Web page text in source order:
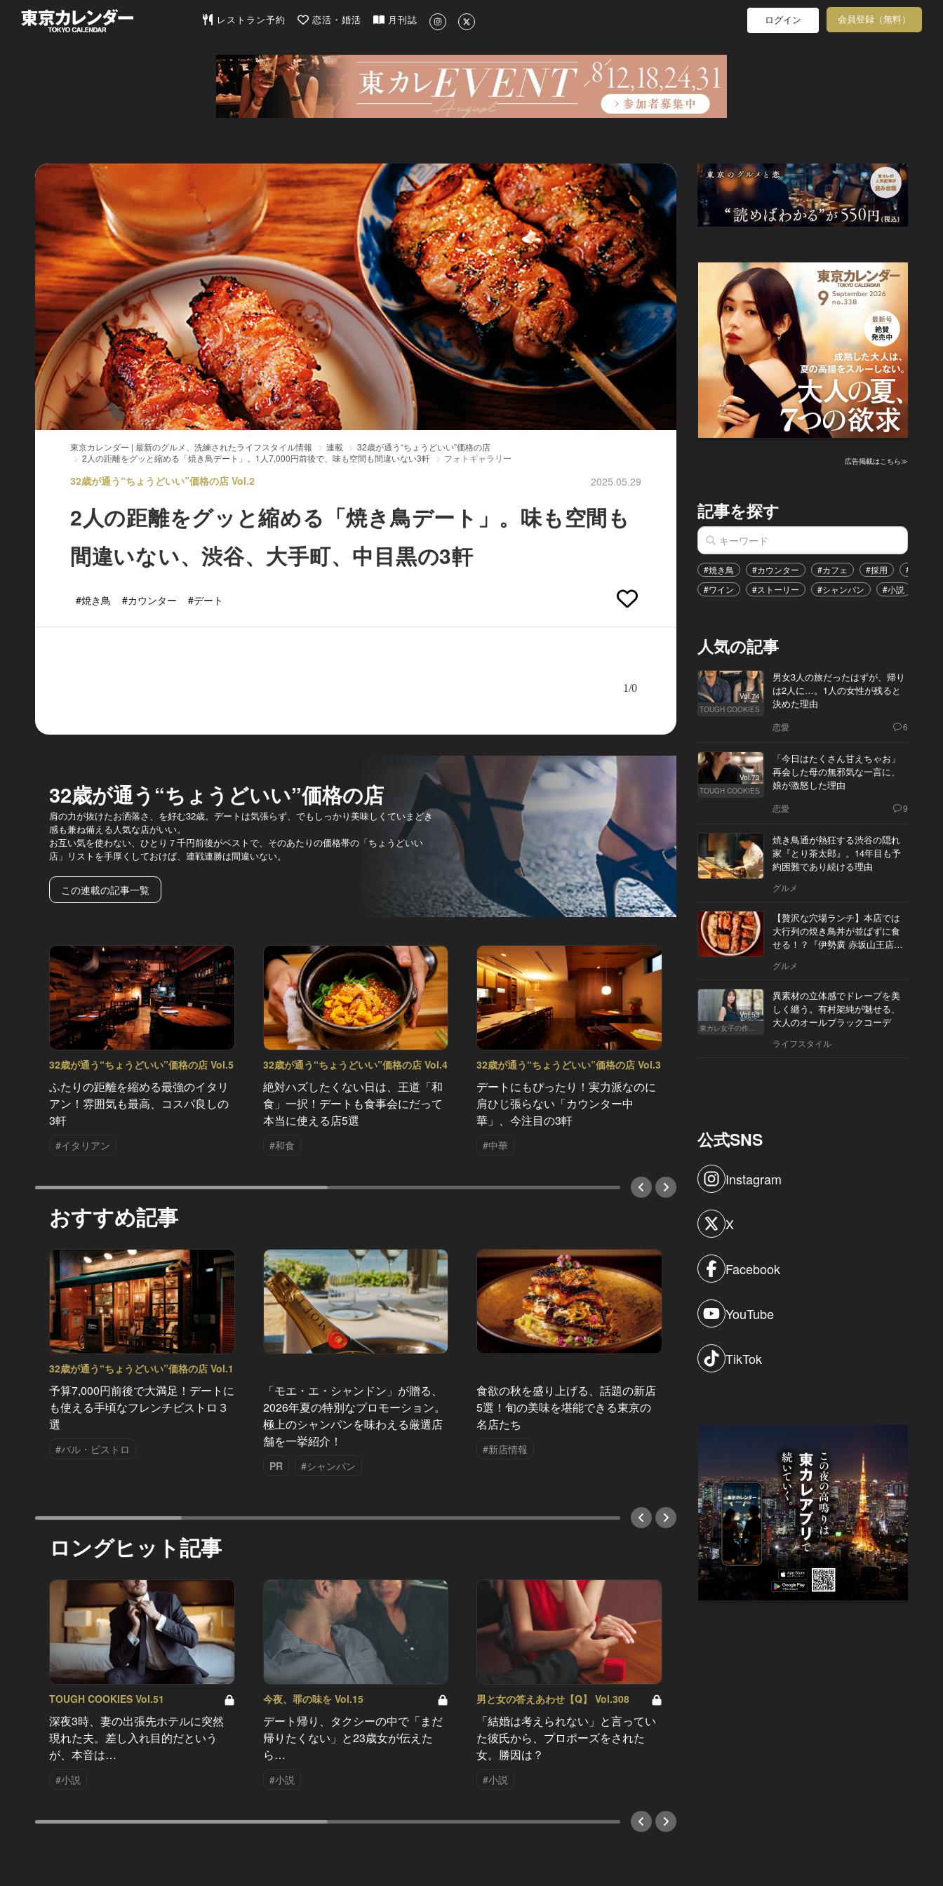
東京カレンダー | 最新のグルメ、洗練されたライフスタイル情報
レストラン予約 恋活・婚活 月刊誌 ログイン 会員登録（無料）
東京カレンダー | 最新のグルメ、洗練されたライフスタイル情報 連載
32歳が通う“ちょうどいい”価格の店
2人の距離をグッと縮める「焼き鳥デート」。1人7,000円前後で、味も空間も間違いない3軒
フォトギャラリー
32歳が通う“ちょうどいい”価格の店 Vol.2 2025.05.29
2人の距離をグッと縮める「焼き鳥デート」。味も空間も
間違いない、渋谷、大手町、中目黒の3軒
#焼き鳥 #カウンター #デート
1/0
32歳が通う“ちょうどいい”価格の店
肩の力が抜けたお洒落さ、を好む32歳。デートは気張らず、でもしっかり美味しくていまどき
感も兼ね備える人気な店がいい。
お互い気を使わない、ひとり７千円前後がベストで、そのあたりの価格帯の「ちょうどいい
店」リストを手厚くしておけば、連戦連勝は間違いない。
この連載の記事一覧
32歳が通う“ちょうどいい”価格の店 Vol.5
ふたりの距離を縮める最強のイタリ
アン！雰囲気も最高、コスパ良しの
3軒
#イタリアン
32歳が通う“ちょうどいい”価格の店 Vol.4
絶対ハズしたくない日は、王道「和
食」一択！デートも食事会にだって
本当に使える店5選
#和食
32歳が通う“ちょうどいい”価格の店 Vol.3
デートにもぴったり！実力派なのに
肩ひじ張らない「カウンター中
華」、今注目の3軒
#中華 #バル・ビストロ
おすすめ記事
32歳が通う“ちょうどいい”価格の店 Vol.1
予算7,000円前後で大満足！デートに
も使える手頃なフレンチビストロ３
選
#バル・ビストロ
「モエ・エ・シャンドン」が贈る、
2026年夏の特別なプロモーション。
極上のシャンパンを味わえる厳選店
舗を一挙紹介！
PR #シャンパン
食欲の秋を盛り上げる、話題の新店
5選！旬の美味を堪能できる東京の
名店たち
#新店情報
#蕎麦
ロングヒット記事
TOUGH COOKIES Vol.51
深夜3時、妻の出張先ホテルに突然
現れた夫。差し入れ目的だという
が、本音は…
#小説
今夜、罪の味を Vol.15
デート帰り、タクシーの中で「まだ
帰りたくない」と23歳女が伝えた
ら…
#小説
男と女の答えあわせ【Q】 Vol.308
「結婚は考えられない」と言ってい
た彼氏から、プロポーズをされた
女。勝因は？
#小説
広告掲載はこちら≫
記事を探す
#焼き鳥 #カウンター #カフェ #採用
#恋愛
#ワイン
#ストーリー #シャンパン #小説
人気の記事
Vol.74
TOUGH COOKIES
男女3人の旅だったはずが、帰り
は2人に…。1人の女性が残ると
決めた理由
恋愛 6
Vol.73
TOUGH COOKIES
「今日はたくさん甘えちゃお」
再会した母の無邪気な一言に、
娘が激怒した理由
恋愛 9
焼き鳥通が熱狂する渋谷の隠れ
家『とり茶太郎』。14年目も予
約困難であり続ける理由
グルメ
【贅沢な穴場ランチ】本店では
大行列の焼き鳥丼が並ばずに食
せる！？『伊勢廣 赤坂山王店』
グルメ
Vol.53
東カレ女子の作り方
異素材の立体感でドレープを美
しく纏う。有村架純が魅せる、
大人のオールブラックコーデ
ライフスタイル
公式SNS
Instagram
X
Facebook
YouTube
TikTok